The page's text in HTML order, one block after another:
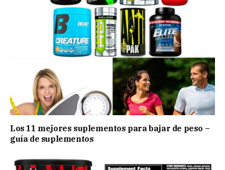
Los 11 mejores suplementos para bajar de peso –
guía de suplementos